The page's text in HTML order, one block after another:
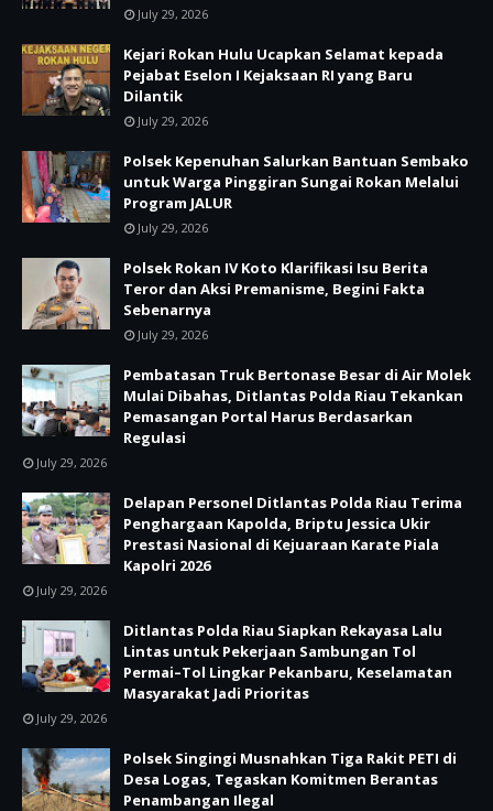
July 29, 2026
Kejari Rokan Hulu Ucapkan Selamat kepada
Pejabat Eselon I Kejaksaan RI yang Baru
Dilantik
July 29, 2026
Polsek Kepenuhan Salurkan Bantuan Sembako
untuk Warga Pinggiran Sungai Rokan Melalui
Program JALUR
July 29, 2026
Polsek Rokan IV Koto Klarifikasi Isu Berita
Teror dan Aksi Premanisme, Begini Fakta
Sebenarnya
July 29, 2026
Pembatasan Truk Bertonase Besar di Air Molek
Mulai Dibahas, Ditlantas Polda Riau Tekankan
Pemasangan Portal Harus Berdasarkan
Regulasi
July 29, 2026
Delapan Personel Ditlantas Polda Riau Terima
Penghargaan Kapolda, Briptu Jessica Ukir
Prestasi Nasional di Kejuaraan Karate Piala
Kapolri 2026
July 29, 2026
Ditlantas Polda Riau Siapkan Rekayasa Lalu
Lintas untuk Pekerjaan Sambungan Tol
Permai–Tol Lingkar Pekanbaru, Keselamatan
Masyarakat Jadi Prioritas
July 29, 2026
Polsek Singingi Musnahkan Tiga Rakit PETI di
Desa Logas, Tegaskan Komitmen Berantas
Penambangan Ilegal